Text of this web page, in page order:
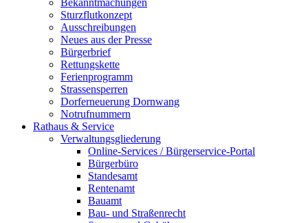
Bekanntmachungen
Sturzflutkonzept
Ausschreibungen
Neues aus der Presse
Bürgerbrief
Rettungskette
Ferienprogramm
Strassensperren
Dorferneuerung Dornwang
Notrufnummern
Rathaus & Service
Verwaltungsgliederung
Online-Services / Bürgerservice-Portal
Bürgerbüro
Standesamt
Rentenamt
Bauamt
Bau- und Straßenrecht